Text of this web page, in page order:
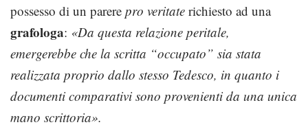
possesso di un parere pro veritate richiesto ad una
grafologa: «Da questa relazione peritale,
emergerebbe che la scritta “occupato” sia stata
realizzata proprio dallo stesso Tedesco, in quanto i
documenti comparativi sono provenienti da una unica
mano scrittoria».